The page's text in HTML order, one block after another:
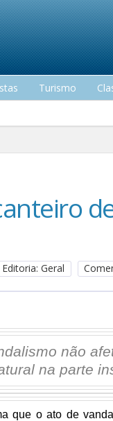
Turismo
Editoria: Geral
não
na parte
que o ato de